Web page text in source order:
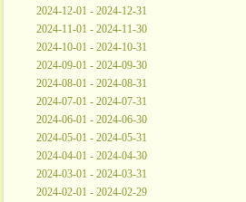
2024-12-01 - 2024-12-31
2024-11-01 - 2024-11-30
2024-10-01 - 2024-10-31
2024-09-01 - 2024-09-30
2024-08-01 - 2024-08-31
2024-07-01 - 2024-07-31
2024-06-01 - 2024-06-30
2024-05-01 - 2024-05-31
2024-04-01 - 2024-04-30
2024-03-01 - 2024-03-31
2024-02-01 - 2024-02-29